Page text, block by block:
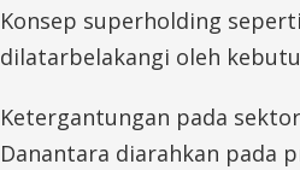
Konsep superholding
dilatarbelakangi oleh
Ketergantungan pada
Danantara diarahkan pada